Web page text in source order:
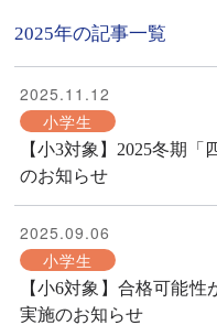
2025年の記事一覧
2025.11.12
小学生
【小3対象】2025冬期「
のお知らせ
2025.09.06
小学生
【小6対象】合格可能性
実施のお知らせ